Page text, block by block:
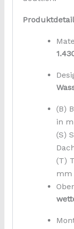
(B)
in
(S)
(T)
mm